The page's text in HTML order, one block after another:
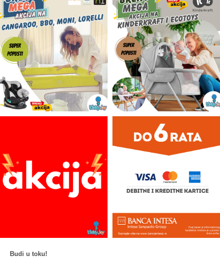
Budi u toku!